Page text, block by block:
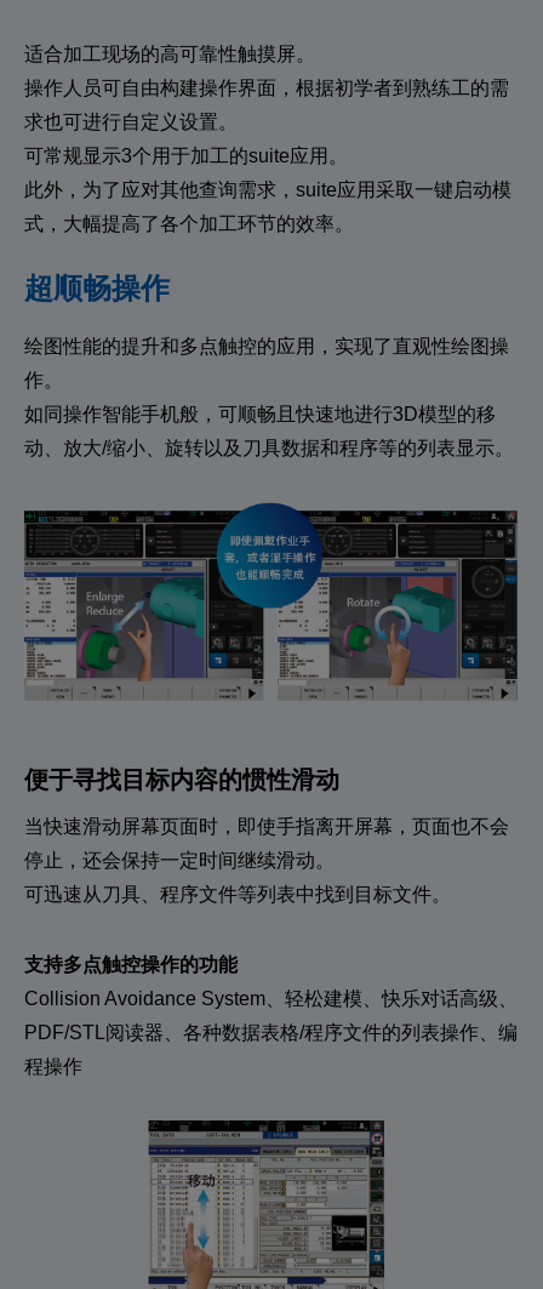
适合加工现场的高可靠性触摸屏。
操作人员可自由构建操作界面，根据初学者到熟练工的需
求也可进行自定义设置。
可常规显示3个用于加工的suite应用。
此外，为了应对其他查询需求，suite应用采取一键启动模
式，大幅提高了各个加工环节的效率。
超顺畅操作
绘图性能的提升和多点触控的应用，实现了直观性绘图操
作。
如同操作智能手机般，可顺畅且快速地进行3D模型的移
动、放大/缩小、旋转以及刀具数据和程序等的列表显示。
便于寻找目标内容的惯性滑动
当快速滑动屏幕页面时，即使手指离开屏幕，页面也不会
停止，还会保持一定时间继续滑动。
可迅速从刀具、程序文件等列表中找到目标文件。
支持多点触控操作的功能
Collision Avoidance System、轻松建模、快乐对话高级、
PDF/STL阅读器、各种数据表格/程序文件的列表操作、编
程操作